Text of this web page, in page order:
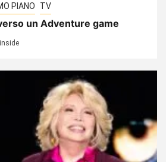
PIANO TV
un Adventure game